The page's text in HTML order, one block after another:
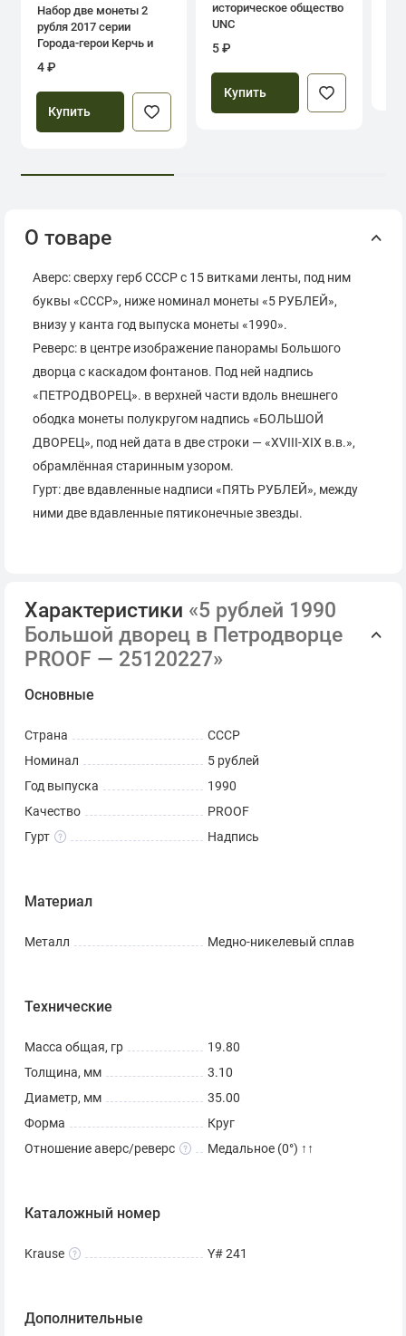
Набор две монеты 2
рубля 2017 серии
Города-герои Керчь и
Севастополь
4 ₽
Купить
историческое общество
UNC
5 ₽
Купить
О товаре
Аверс: сверху герб СССР с 15 витками ленты, под ним
буквы «СССР», ниже номинал монеты «5 РУБЛЕЙ»,
внизу у канта год выпуска монеты «1990».
Реверс: в центре изображение панорамы Большого
дворца с каскадом фонтанов. Под ней надпись
«ПЕТРОДВОРЕЦ». в верхней части вдоль внешнего
ободка монеты полукругом надпись «БОЛЬШОЙ
ДВОРЕЦ», под ней дата в две строки — «XVIII-XIX в.в.»,
обрамлённая старинным узором.
Гурт: две вдавленные надписи «ПЯТЬ РУБЛЕЙ», между
ними две вдавленные пятиконечные звезды.
Характеристики «5 рублей 1990
Большой дворец в Петродворце
PROOF — 25120227»
Основные
Страна
СССР
Номинал
5 рублей
Год выпуска
1990
Качество
PROOF
Гурт
Надпись
Материал
Металл Медно-никелевый сплав
Технические
Масса общая, гр
19.80
Толщина, мм
3.10
Диаметр, мм
35.00
Форма
Круг
Отношение аверс/реверс
Медальное (0°) ↑↑
Каталожный номер
Krause Y# 241
Дополнительные